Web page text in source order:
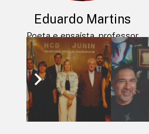
Eduardo Martins
Poeta e ensaísta, professor
de literatura da UFRO –
Universidade Federal de
Rondônia. Mestre em
Teoria da Literatura pela
UNESP – Universidade
Estadual de São Paulo.